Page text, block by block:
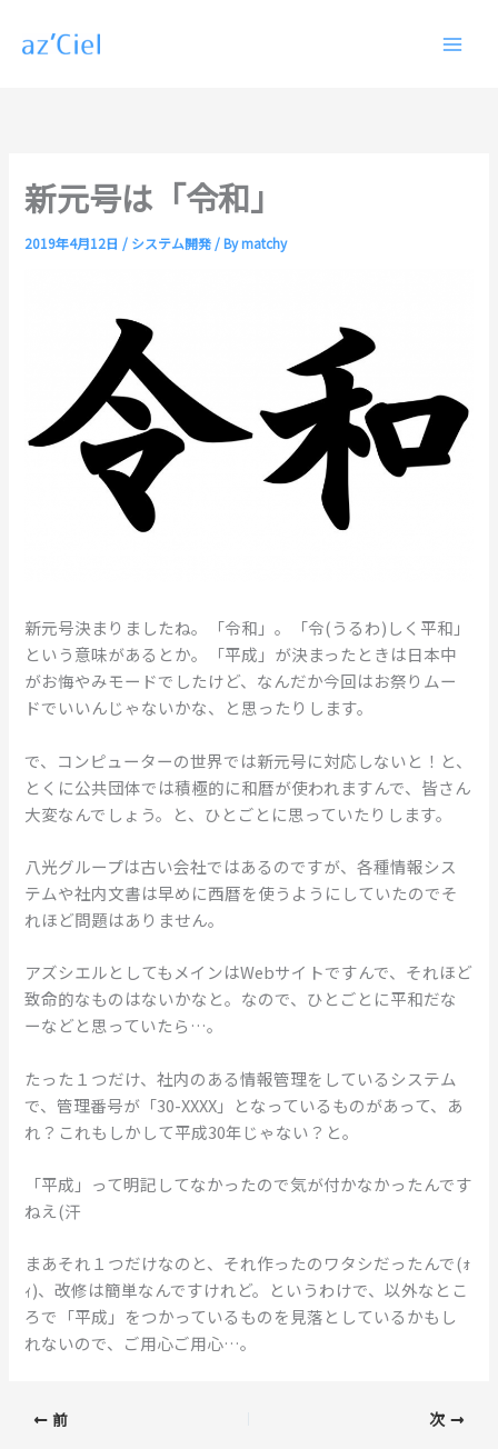
新元号は「令和」
2019年4月12日 / システム開発 / Bymatchy
新元号決まりましたね。「令和」。「令(うるわ)しく平和」
という意味があるとか。「平成」が決まったときは日本中
がお悔やみモードでしたけど、なんだか今回はお祭りムー
ドでいいんじゃないかな、と思ったりします。
で、コンピューターの世界では新元号に対応しないと！と、
とくに公共団体では積極的に和暦が使われますんで、皆さん
大変なんでしょう。と、ひとごとに思っていたりします。
八光グループは古い会社ではあるのですが、各種情報シス
テムや社内文書は早めに西暦を使うようにしていたのでそ
れほど問題はありません。
アズシエルとしてもメインはWebサイトですんで、それほど
致命的なものはないかなと。なので、ひとごとに平和だな
ーなどと思っていたら…。
たった１つだけ、社内のある情報管理をしているシステム
で、管理番号が「30-XXXX」となっているものがあって、あ
れ？これもしかして平成30年じゃない？と。
「平成」って明記してなかったので気が付かなかったんです
ねえ(汗
まあそれ１つだけなのと、それ作ったのワタシだったんで(ｫ
ｨ)、改修は簡単なんですけれど。というわけで、以外なとこ
ろで「平成」をつかっているものを見落としているかもし
れないので、ご用心ご用心…。
前 次